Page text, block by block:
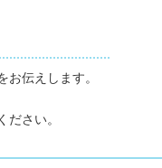
伝えします。
さい。